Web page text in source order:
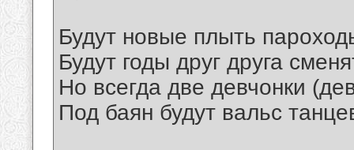
Будут новые плыть
Будут годы друг друга
Но всегда две девчонки
Под баян будут вальс